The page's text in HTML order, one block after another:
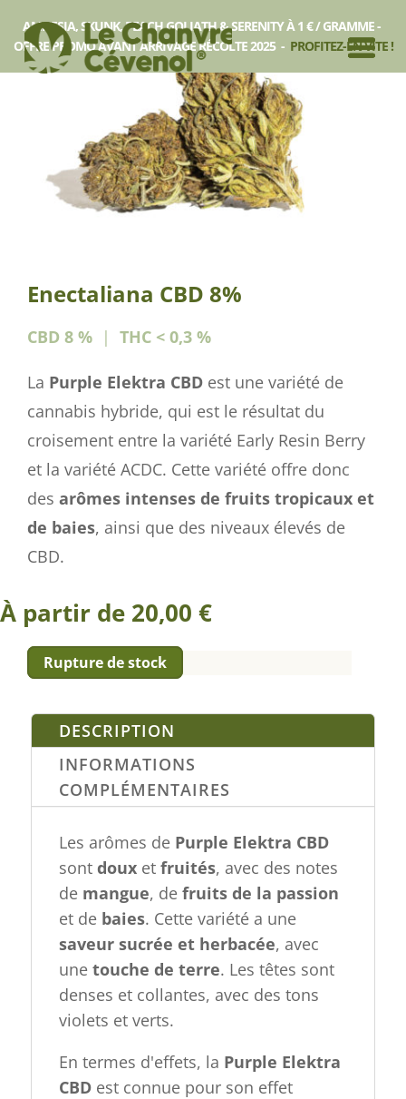
AMNESIA, SKUNK, PEACH GOLIATH & SERENITY À 1 € / GRAMME -
OFFRE PROMO AVANT ARRIVAGE RÉCOLTE 2025 - PROFITEZ-EN VITE !
Rupture
Enectaliana CBD 8%
CBD 8 % | THC < 0,3 %
La Purple Elektra CBD est une variété de
cannabis hybride, qui est le résultat du
croisement entre la variété Early Resin Berry
et la variété ACDC. Cette variété offre donc
des arômes intenses de fruits tropicaux et
de baies, ainsi que des niveaux élevés de
CBD.
À partir de 20,00 €
Rupture de stock
DESCRIPTION
INFORMATIONS
COMPLÉMENTAIRES
Les arômes de Purple Elektra CBD
sont douxet fruités, avec des notes
de mangue, de fruits de la passion
et de baies. Cette variété a une
saveur sucrée et herbacée, avec
une touche de terre. Les têtes sont
denses et collantes, avec des tons
violets et verts.
En termes d'effets, la Purple Elektra
CBDest connue pour son effet